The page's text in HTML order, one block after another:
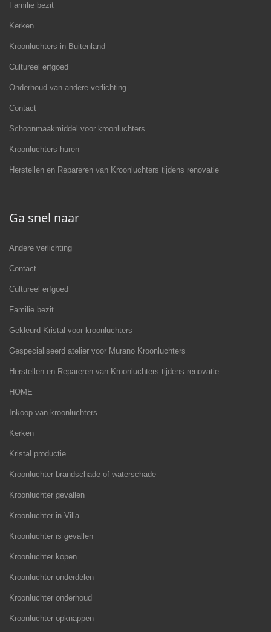
Familie bezit
Kerken
Kroonluchters in Buitenland
Cultureel erfgoed
Onderhoud van andere verlichting
Contact
Schoonmaakmiddel voor kroonluchters
Kroonluchters huren
Herstellen en Repareren van Kroonluchters tijdens renovatie
Ga snel naar
Andere verlichting
Contact
Cultureel erfgoed
Familie bezit
Gekleurd Kristal voor kroonluchters
Gespecialiseerd atelier voor Murano Kroonluchters
Herstellen en Repareren van Kroonluchters tijdens renovatie
HOME
Inkoop van kroonluchters
Kerken
Kristal productie
Kroonluchter brandschade of waterschade
Kroonluchter gevallen
Kroonluchter in Villa
Kroonluchter is gevallen
Kroonluchter kopen
Kroonluchter onderdelen
Kroonluchter onderhoud
Kroonluchter opknappen